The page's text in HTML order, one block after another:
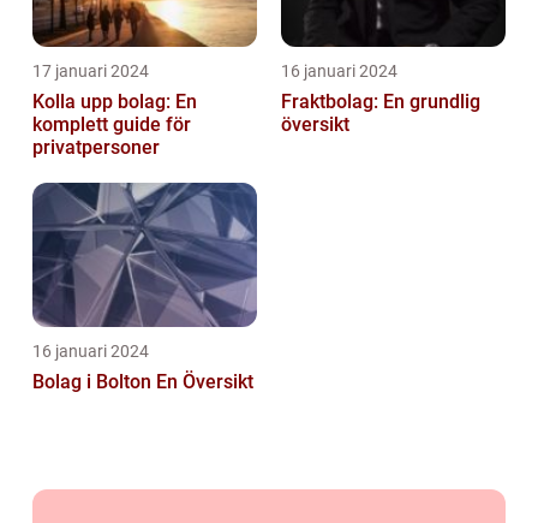
17 januari 2024
Kolla upp bolag: En
komplett guide för
privatpersoner
16 januari 2024
Fraktbolag: En grundlig
översikt
16 januari 2024
Bolag i Bolton En Översikt